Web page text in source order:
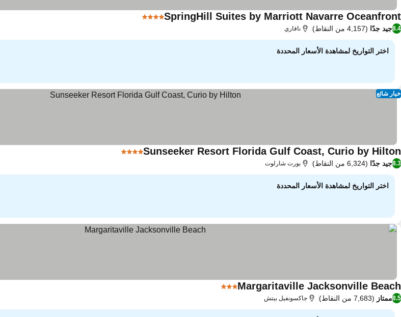
SpringHill Suites by Marriott Navarre Oceanfront4 عدد النجوم
8.4جيد جدًا (4,157 من النقاط) نافاري
اختر التواريخ لمشاهدة الأسعار المحددة
خيار شائع
Sunseeker Resort Florida Gulf Coast, Curio by Hilton4 عدد النجوم
8.3جيد جدًا (6,324 من النقاط) بورت شارلوت
اختر التواريخ لمشاهدة الأسعار المحددة
Margaritaville Jacksonville Beach3 عدد النجوم
8.5ممتاز (7,683 من النقاط) جاكسونفيل بيتش